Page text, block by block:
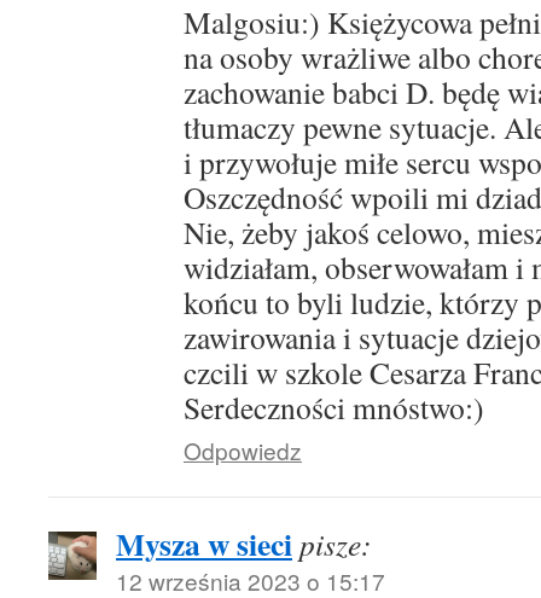
Malgosiu:) Księżycowa
na osoby wrażliwe albo
zachowanie babci D. będę
tłumaczy pewne sytuacje.
i przywołuje miłe sercu
Oszczędność wpoili mi
Nie, żeby jakoś celowo,
widziałam, obserwowałam i
końcu to byli ludzie, którzy
zawirowania i sytuacje
czcili w szkole Cesarza
Serdeczności mnóstwo:)
Odpowiedz
Mysza w siecipisze:
12 września 2023 o 15:17